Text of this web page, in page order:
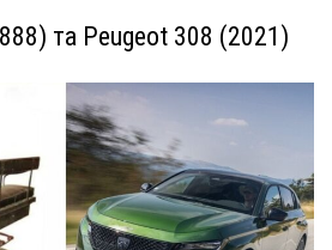
та Peugeot 308 (2021)